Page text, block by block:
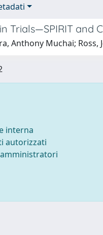
Trials—SPIRIT and
Anthony Muchai; Ross,
interna
autorizzati